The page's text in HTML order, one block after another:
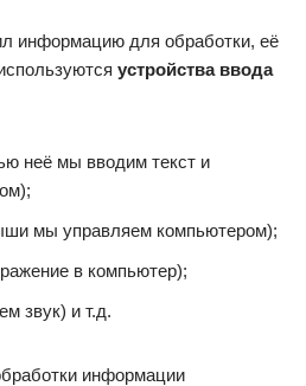
информацию для обработки, её
устройства ввода
неё мы вводим текст и
мы управляем компьютером);
в компьютер);
звук) и т.д.
информации